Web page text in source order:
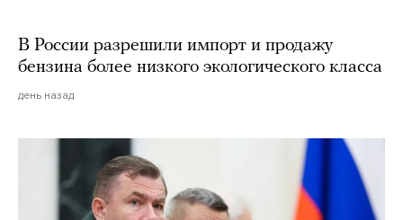
В России разрешили импорт и продажу
бензина более низкого экологического класса
день назад